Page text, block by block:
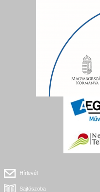
Hírlevél
Sajtószoba